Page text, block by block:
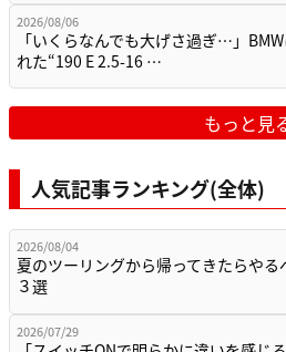
2026/08/06
「いくらなんでも大げさ過ぎ…」
れた“190 E 2.5-16 …
もっと見
人気記事ランキング(全体)
2026/08/04
夏のツーリングから帰ってきたらやる
３選
2026/07/29